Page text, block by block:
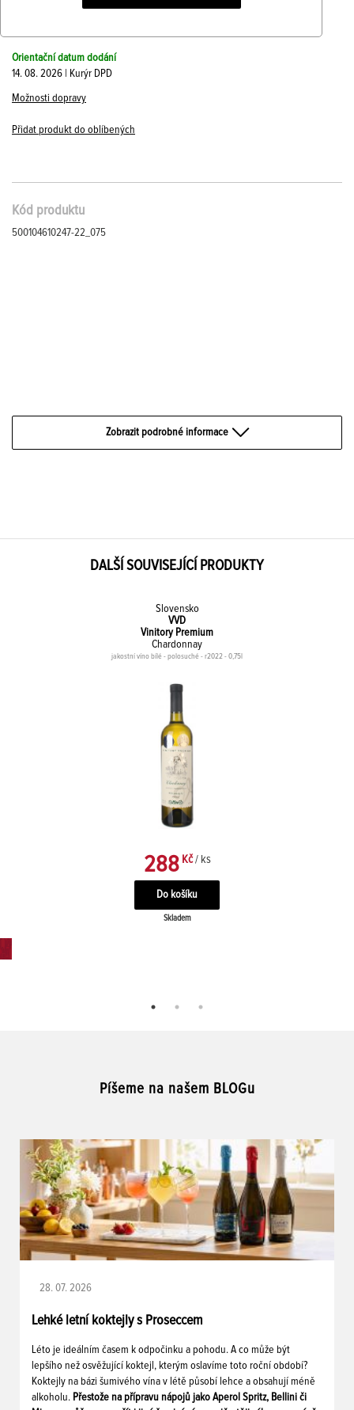
Orientační datum dodání
14. 08. 2026 | Kurýr DPD
Možnosti dopravy
Přidat produkt do oblíbených
Kód produktu
500104610247-22_075
Zobrazit podrobné informace
DALŠÍ SOUVISEJÍCÍ PRODUKTY
Slovensko
VVD
Vinitory Premium
Chardonnay
jakostní víno bílé - polosuché - r2022 - 0,75l
288Kč / ks
Skladem
Píšeme na našem BLOGu
28. 07. 2026
Lehké letní koktejly s Proseccem
Léto je ideálním časem k odpočinku a pohodu. A co může být
lepšího než osvěžující koktejl, kterým oslavíme toto roční období?
Koktejly na bázi šumivého vína v létě působí lehce a obsahují méně
alkoholu. Přestože na přípravu nápojů jako Aperol Spritz, Bellini či